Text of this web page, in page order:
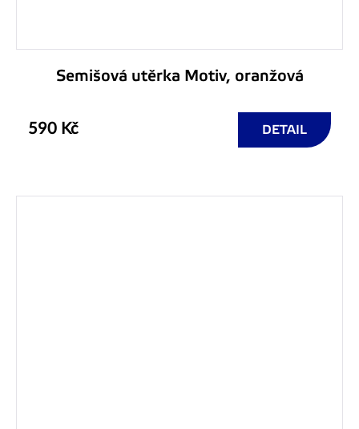
Semišová utěrka Motiv, oranžová
590 Kč DETAIL